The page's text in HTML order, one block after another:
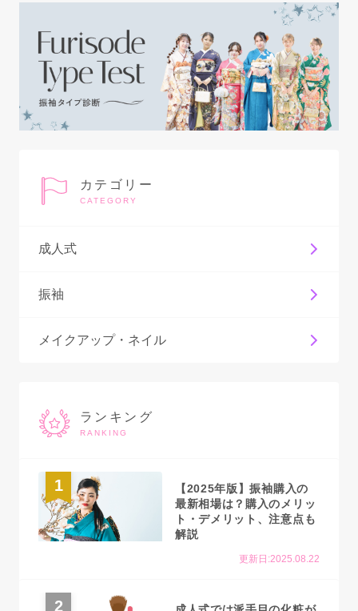
カテゴリー
CATEGORY
成人式
振袖
メイクアップ・ネイル
ランキング
RANKING
1
【2025年版】振袖購入の
最新相場は？購入のメリッ
ト・デメリット、注意点も
解説
更新日:2025.08.22
2